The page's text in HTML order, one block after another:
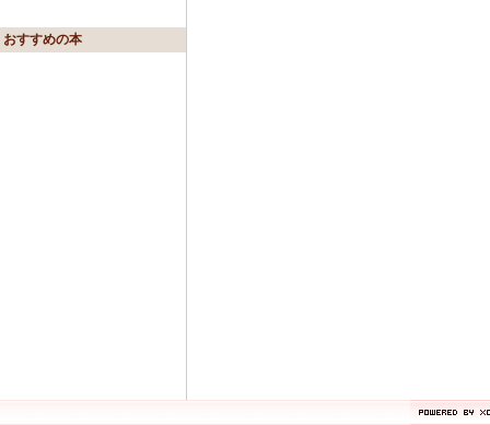
おすすめの本